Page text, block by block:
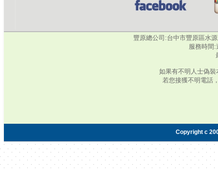
豐原總公司:台中市豐原區水
服務時間:
如果有不明人士偽
若您接獲不明電話
Copyright c